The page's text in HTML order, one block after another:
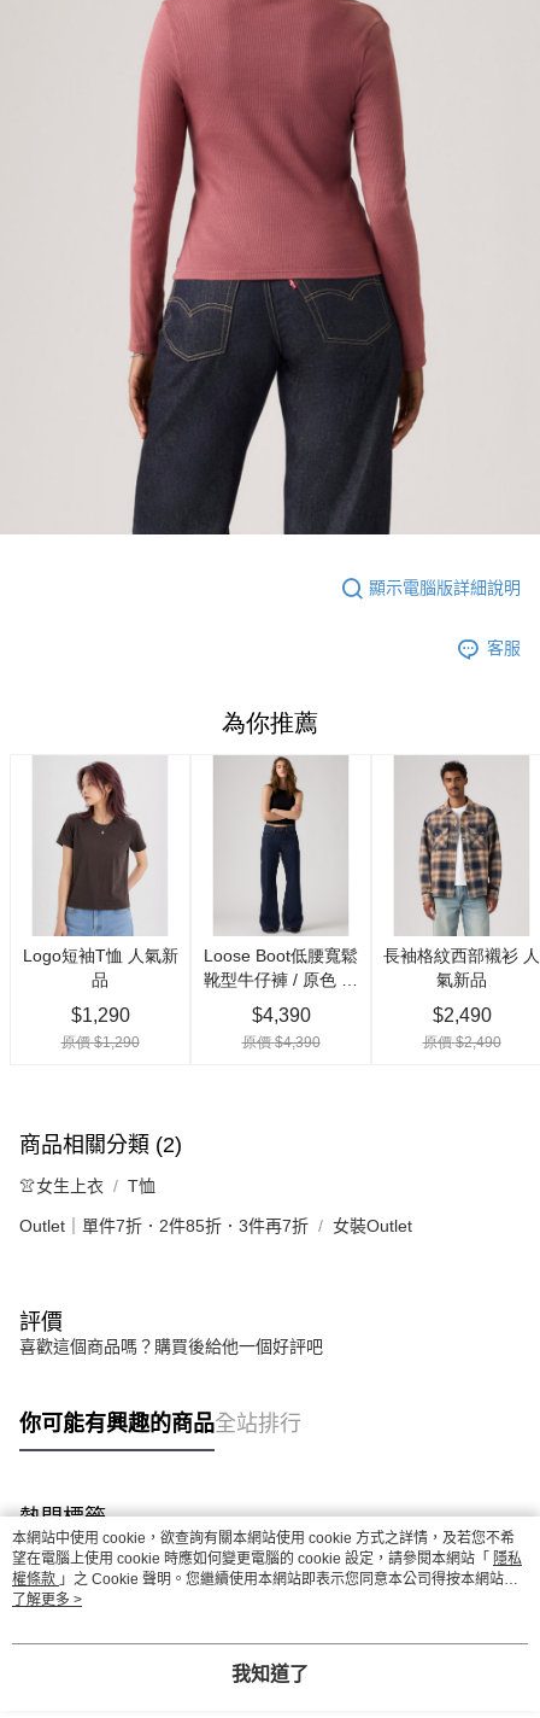
顯示電腦版詳細說明
客服
商品相關分類 (2)
👚女生上衣 T恤
Outlet｜單件7折．2件85折．3件再7折 女裝Outlet
評價
喜歡這個商品嗎？購買後給他一個好評吧
你可能有興趣的商品全站排行
熱門標籤
本網站中使用 cookie，欲查詢有關本網站使用 cookie 方式之詳情，及若您不希
望在電腦上使用 cookie 時應如何變更電腦的 cookie 設定，請參閱本網站「 隱私
權條款 」之 Cookie 聲明。您繼續使用本網站即表示您同意本公司得按本網站使
用條款之 Cookie 聲明使用 cookie。
了解更多 >
我知道了